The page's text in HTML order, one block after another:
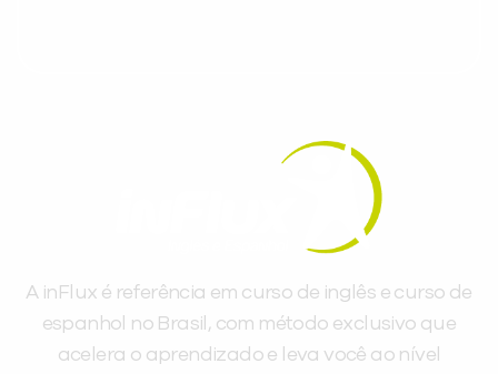
A inFlux é referência em curso de inglês e curso de
espanhol no Brasil, com método exclusivo que
acelera o aprendizado e leva você ao nível